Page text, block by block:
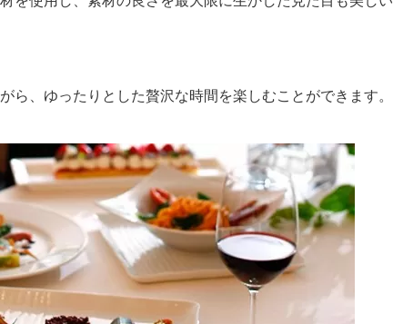
ら、ゆったりとした贅沢な時間を楽しむことができます。